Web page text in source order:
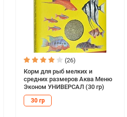
(26)
Корм для рыб мелких и
средних размеров Аква Меню
Эконом УНИВЕРСАЛ (30 гр)
30 гр